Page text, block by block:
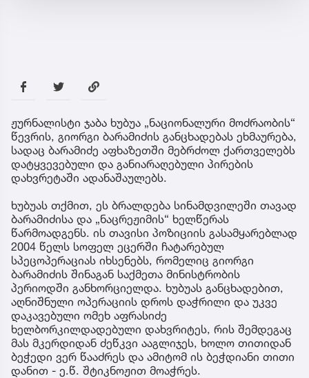
ჟურნალისტი ჯაბა ხუბუა „ნაციონალური მოძრაობის“
წევრის, გიორგი ბარამიძის განცხადებას ეხმაურება,
სადაც ბარამიძე აფხაზეთში მებრძოლ ქართველებს
დატყვევებული და განიარაღებული პირების
დახვრეტაში ადანაშაულებს.
ხუბუას თქმით, ეს ბრალდება სინამდვილეში თავად
ბარამიძისა და „ნაცრეჟიმის“ ხელწერას
წარმოადგენს. ის თავისი პოზიციის გასამყარებლად
2004 წელს სოფელ ეცერში ჩატარებულ
სპეცოპერაციას იხსენებს, რომელიც გიორგი
ბარამიძის შინაგან საქმეთა მინისტრობის
პერიოდში განხორციელდა. ხუბუას განცხადებით,
აღნიშნული ოპერაციის დროს დაჭრილი და უკვე
დაკავებული ომეხ აფრასიძე
ხელბორკილდადებული დახვრიტეს, რის შემდეგაც
მას მკერდიდან ძეწკვი ააგლიჯეს, ხოლო თითიდან
ბეჭედი ვერ წააძრეს და ამიტომ ის ბეჭდიანი თითი
დანით - ე.წ. შტიკნოჟით მოაჭრეს.